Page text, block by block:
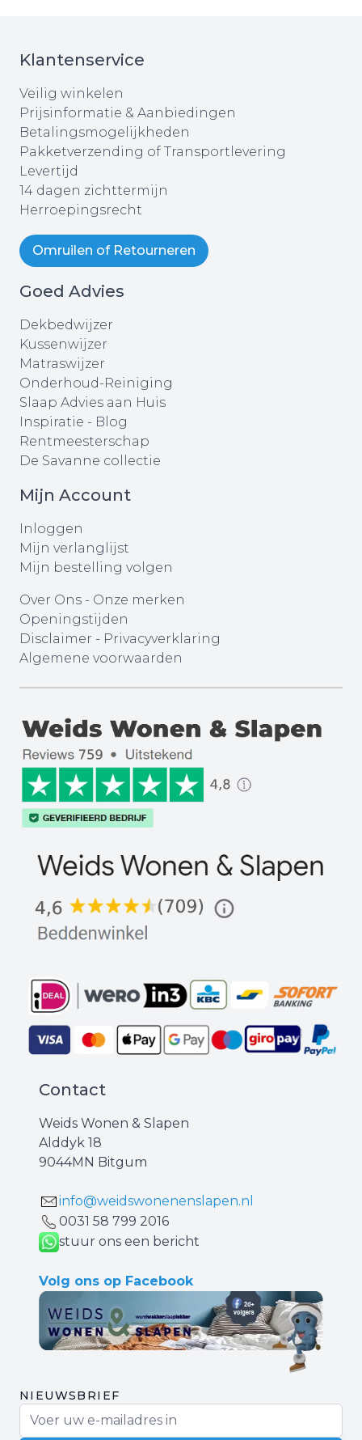
Klantenservice
Veilig winkelen
Prijsinformatie & Aanbiedingen
Betalingsmogelijkheden
Pakketverzending of Transportlevering
Levertijd
14 dagen zichttermijn
Herroepingsrecht
Omruilen of Retourneren
Goed Advies
Dekbedwijzer
Kussenwijzer
Matraswijzer
Onderhoud-Reiniging
Slaap Advies aan Huis
Inspiratie - Blog
Rentmeesterschap
De Savanne collectie
Mijn Account
Inloggen
Mijn verlanglijst
Mijn bestelling volgen
Over Ons - Onze merken
Openingstijden
Disclaimer - Privacyverklaring
Algemene voorwaarden
Contact
Weids Wonen & Slapen
Alddyk 18
9044MN Bitgum
info@weidswonenenslapen.nl
0031 ‪58 799 2016‬
stuur ons een bericht
Volg ons op Facebook
NIEUWSBRIEF